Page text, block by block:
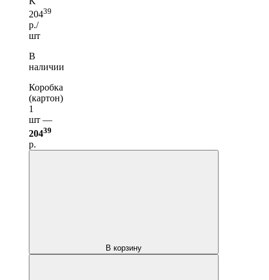
20439
р./
шт
В
наличии
Коробка
(картон)
1
шт —
20439
р.
В корзину